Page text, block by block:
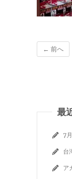
← 前へ
最
7
台
ア